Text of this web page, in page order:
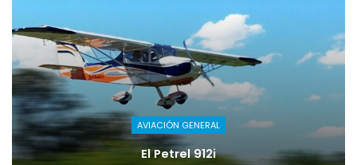
AVIACIÓN GENERAL
El Petrel 912i